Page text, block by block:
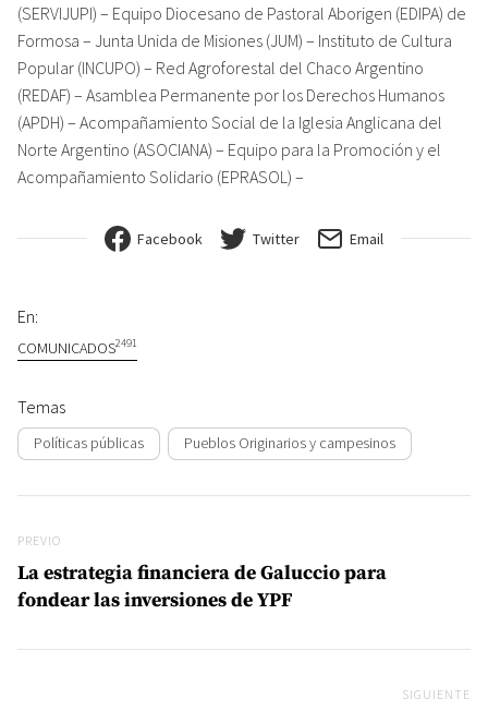
(SERVIJUPI) – Equipo Diocesano de Pastoral Aborigen (EDIPA) de
Formosa – Junta Unida de Misiones (JUM) – Instituto de Cultura
Popular (INCUPO) – Red Agroforestal del Chaco Argentino
(REDAF) – Asamblea Permanente por los Derechos Humanos
(APDH) – Acompañamiento Social de la Iglesia Anglicana del
Norte Argentino (ASOCIANA) – Equipo para la Promoción y el
Acompañamiento Solidario (EPRASOL) –
Facebook Twitter Email
En:
COMUNICADOS2491
Temas
Políticas públicas Pueblos Originarios y campesinos
Previo
PREVIO
La estrategia financiera de Galuccio para
fondear las inversiones de YPF
SIGUIENTE